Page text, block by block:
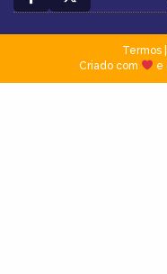
Termos|
Criado com
e